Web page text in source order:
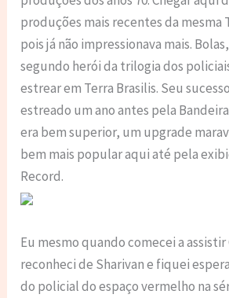
produções mais recentes da mesma
pois já não impressionava mais.
segundo herói da trilogia dos
estrear em Terra Brasilis. Seu
estreado um ano antes pela
era bem superior, um upgrade
bem mais popular aqui até pela
Record.
Eu mesmo quando comecei a assistir
reconheci de Sharivan e fiquei
do policial do espaço vermelho na